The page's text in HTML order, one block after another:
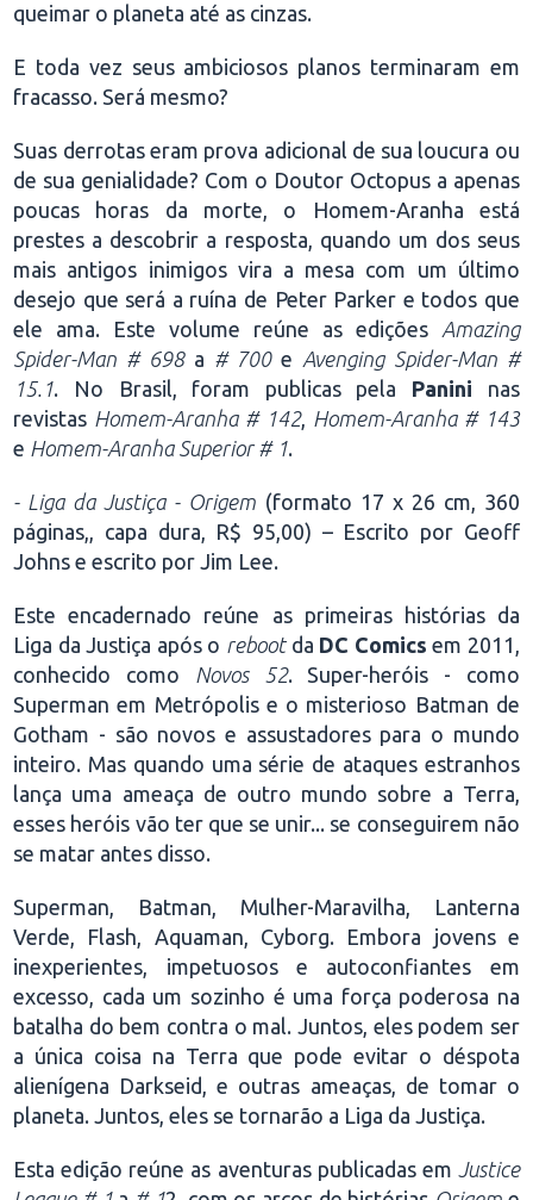
queimar o planeta até as cinzas.
E toda vez seus ambiciosos planos terminaram em
fracasso. Será mesmo?
Suas derrotas eram prova adicional de sua loucura ou
de sua genialidade? Com o Doutor Octopus a apenas
poucas horas da morte, o Homem-Aranha está
prestes a descobrir a resposta, quando um dos seus
mais antigos inimigos vira a mesa com um último
desejo que será a ruína de Peter Parker e todos que
ele ama. Este volume reúne as edições Amazing
Spider-Man # 698a # 700e Avenging Spider-Man #
15.1. No Brasil, foram publicas pela Panini nas
revistas Homem-Aranha # 142, Homem-Aranha # 143
e Homem-Aranha Superior # 1.
- Liga da Justiça - Origem (formato 17 x 26 cm, 360
páginas,, capa dura, R$ 95,00) – Escrito por Geoff
Johns e escrito por Jim Lee.
Este encadernado reúne as primeiras histórias da
Liga da Justiça após o rebootda DC Comics em 2011,
conhecido como Novos 52. Super-heróis - como
Superman em Metrópolis e o misterioso Batman de
Gotham - são novos e assustadores para o mundo
inteiro. Mas quando uma série de ataques estranhos
lança uma ameaça de outro mundo sobre a Terra,
esses heróis vão ter que se unir... se conseguirem não
se matar antes disso.
Superman, Batman, Mulher-Maravilha, Lanterna
Verde, Flash, Aquaman, Cyborg. Embora jovens e
inexperientes, impetuosos e autoconfiantes em
excesso, cada um sozinho é uma força poderosa na
batalha do bem contra o mal. Juntos, eles podem ser
a única coisa na Terra que pode evitar o déspota
alienígena Darkseid, e outras ameaças, de tomar o
planeta. Juntos, eles se tornarão a Liga da Justiça.
Esta edição reúne as aventuras publicadas em Justice